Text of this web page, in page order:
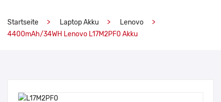
Startseite Laptop Akku
Lenovo
4400mAh/34WH Lenovo L17M2PF0 Akku